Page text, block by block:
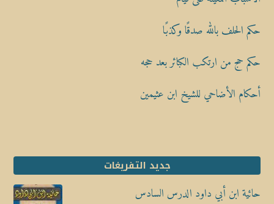
حكم الحلف بالله صدقًا وكذبًا
حكم حج من ارتكب الكبائر بعد حجه
أحكام الأضاحي للشيخ ابن عثيمين
جديد التفريغات
حائية ابن أبي داود الدرس السادس